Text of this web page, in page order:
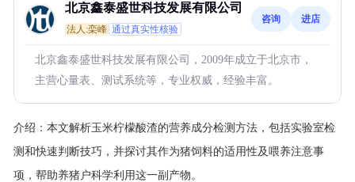
北京鑫泰盛世科技发展有限公司
法人:栾峰 通过真实性核验
咨询 进店
北京鑫泰盛世科技发展有限公司，2009年成立于北京市，
主营心量表、测试系统等，专业权威，经验丰富。
介绍： 本文解析玉米柠檬酸渣的营养成分检测方法，包括实验室检
测和快速判断技巧，并探讨其作为猪饲料的适用性及喂养注意事
项，帮助养猪户科学利用这一副产物。